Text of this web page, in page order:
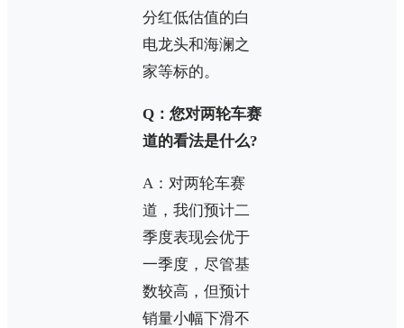
分红低估值的白
电龙头和海澜之
家等标的。
Q：您对两轮车赛
道的看法是什么?
A：对两轮车赛
道，我们预计二
季度表现会优于
一季度，尽管基
数较高，但预计
销量小幅下滑不